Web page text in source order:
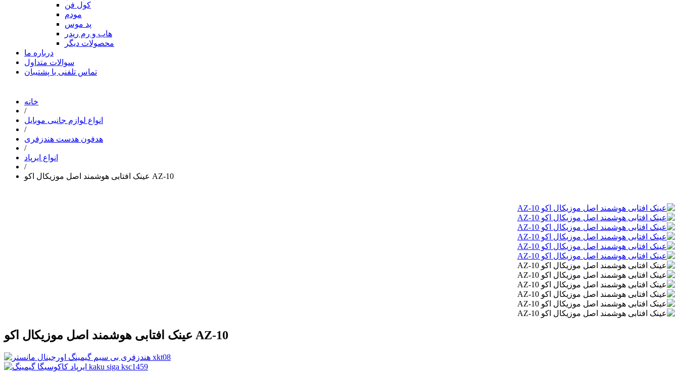
کول فن
مودم
پد موس
هاب و رم ریدر
محصولات دیگر
درباره ما
سوالات متداول
تماس تلفنی با پشتیبان
خانه
/
انواع لوازم جانبی موبایل
/
هدفون هدست هندزفری
/
انواع ایرپاد
/
عینک افتابی هوشمند اصل موزیکال اکو AZ-10
عینک افتابی هوشمند اصل موزیکال اکو AZ-10